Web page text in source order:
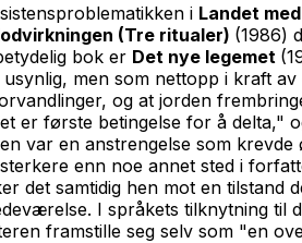
i Landet
(Tre ritualer) (1986)
bok er Det nye legemet
men som nettopp i kraft
og at jorden
er første betingelse for å delta,"
var en anstrengelse som
enn noe annet sted i
det samtidig hen mot en
I språkets tilknytning
framstille seg selv som "en